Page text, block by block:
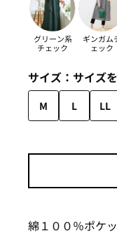
グリーン系
チェック
ギンガム
ェック
サイズ： サイズ
M L LL
綿１００％ポケ